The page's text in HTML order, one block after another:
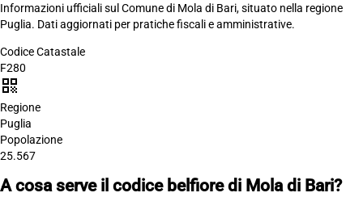
Informazioni ufficiali sul Comune di Mola di Bari, situato nella regione
Puglia. Dati aggiornati per pratiche fiscali e amministrative.
Codice Catastale
F280
qr_code
Regione
Puglia
Popolazione
25.567
A cosa serve il codice belfiore di Mola di Bari?